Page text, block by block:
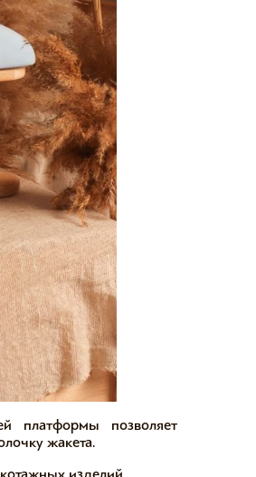
платформы позволяет
жакета.
изделий.